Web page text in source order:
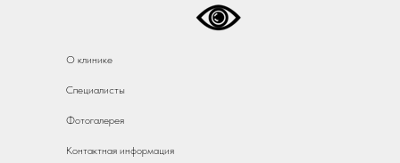
О клинике
Специалисты
Фотогалерея
Контактная информация